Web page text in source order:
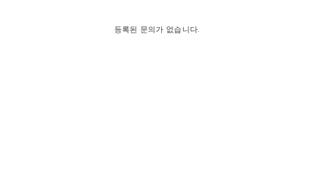
등록된 문의가 없습니다.